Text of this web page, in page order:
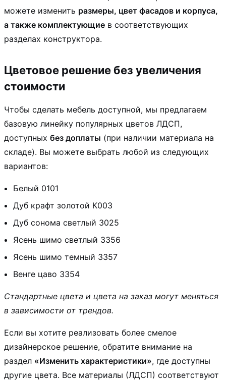
можете изменить размеры, цвет фасадов и корпуса,
а также комплектующие в соответствующих
разделах конструктора.
Цветовое решение без увеличения
стоимости
Чтобы сделать мебель доступной, мы предлагаем
базовую линейку популярных цветов ЛДСП,
доступных без доплаты (при наличии материала на
складе). Вы можете выбрать любой из следующих
вариантов:
Белый 0101
Дуб крафт золотой К003
Дуб сонома светлый 3025
Ясень шимо светлый 3356
Ясень шимо темный 3357
Венге цаво 3354
Стандартные цвета и цвета на заказ могут меняться
в зависимости от трендов.
Если вы хотите реализовать более смелое
дизайнерское решение, обратите внимание на
раздел «Изменить характеристики», где доступны
другие цвета. Все материалы (ЛДСП) соответствуют